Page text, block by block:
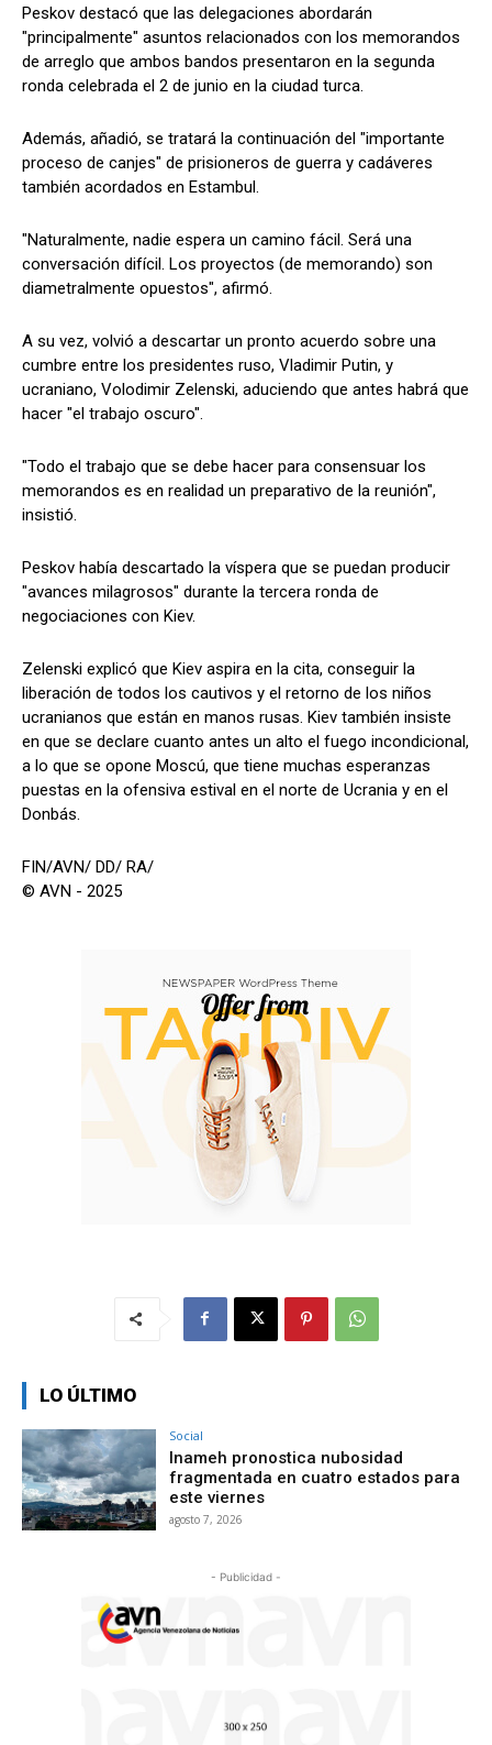
Peskov destacó que las delegaciones abordarán
"principalmente" asuntos relacionados con los memorandos
de arreglo que ambos bandos presentaron en la segunda
ronda celebrada el 2 de junio en la ciudad turca.
Además, añadió, se tratará la continuación del "importante
proceso de canjes" de prisioneros de guerra y cadáveres
también acordados en Estambul.
"Naturalmente, nadie espera un camino fácil. Será una
conversación difícil. Los proyectos (de memorando) son
diametralmente opuestos", afirmó.
A su vez, volvió a descartar un pronto acuerdo sobre una
cumbre entre los presidentes ruso, Vladimir Putin, y
ucraniano, Volodimir Zelenski, aduciendo que antes habrá que
hacer "el trabajo oscuro".
"Todo el trabajo que se debe hacer para consensuar los
memorandos es en realidad un preparativo de la reunión",
insistió.
Peskov había descartado la víspera que se puedan producir
"avances milagrosos" durante la tercera ronda de
negociaciones con Kiev.
Zelenski explicó que Kiev aspira en la cita, conseguir la
liberación de todos los cautivos y el retorno de los niños
ucranianos que están en manos rusas. Kiev también insiste
en que se declare cuanto antes un alto el fuego incondicional,
a lo que se opone Moscú, que tiene muchas esperanzas
puestas en la ofensiva estival en el norte de Ucrania y en el
Donbás.
FIN/AVN/ DD/ RA/
© AVN - 2025
LO ÚLTIMO
Social
Inameh pronostica nubosidad
fragmentada en cuatro estados para
este viernes
agosto 7, 2026
- Publicidad -